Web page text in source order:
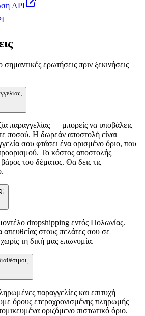
API
σημαντικές ερωτήσεις πριν ξεκινήσεις
παραγγελίας — μπορείς να υποβάλεις
ποσού. Η δωρεάν αποστολή είναι
σου φτάσει ένα ορισμένο όριο, που
Το κόστος αποστολής
του δέματος. Θα δεις τις
dropshipping εντός Πολωνίας.
στους πελάτες σου σε
τη δική μας επωνυμία.
παραγγελίες και επιτυχή
όρους ετεροχρονισμένης πληρωμής
οριζόμενο πιστωτικό όριο.